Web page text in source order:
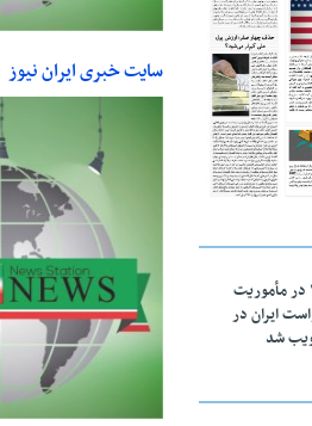
اقتدار ناوگروه ۱۰۳ در مأموریت‌
۵ درخواست ایران در
شد
سایت خبری ایران نیوز